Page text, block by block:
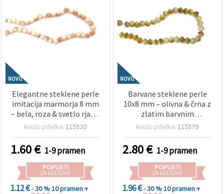
NOVO
Elegantne steklene perle
imitacija marmorja 8 mm
– bela, roza & svetlo rjava,
luknja 1 mm, niz ~105
nežno toniran nakit DIY
ustvarjanje
Koda izdelka: 115520
1.60€ 1-9 pramen
POPUSTI
ZA KOLIČINO
1.12 €- 30 %10 pramen +
NOVO
Barvane steklene perle
10x8 mm – olivna & črna z
zlatim barvnim
poudarkom, luknja 1,5
za izdelavo luksuznega
nakita & zemeljskih
kreativnih DIY dizajnov
Koda izdelka: 115579
2.80€ 1-9 pramen
POPUSTI
ZA KOLIČINO
1.96 €- 30 %10 pramen +